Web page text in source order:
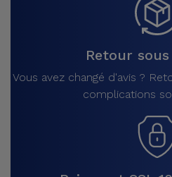
Retour
Vous avez changé d'avis ?
complications